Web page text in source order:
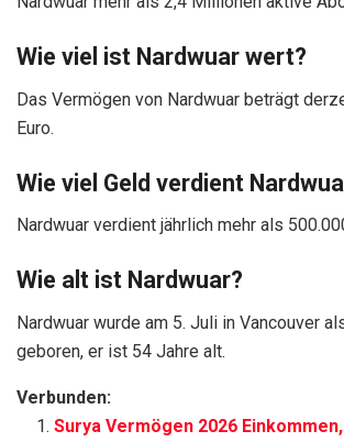
Wie viel ist Nardwuar wert?
Das Vermögen von Nardwuar beträgt
Euro.
Wie viel Geld verdient
Nardwuar verdient jährlich mehr als
Wie alt ist Nardwuar?
Nardwuar wurde am 5. Juli in Vancouver
geboren, er ist 54 Jahre alt.
Verbunden:
Surya Vermögen 2026